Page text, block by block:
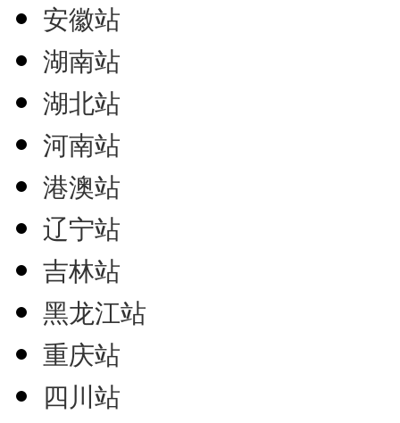
安徽站
湖南站
湖北站
河南站
港澳站
辽宁站
吉林站
黑龙江站
重庆站
四川站